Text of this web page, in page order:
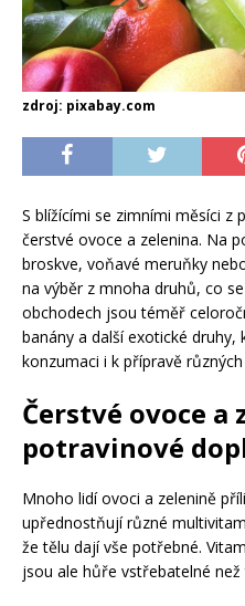
zdroj: pixabay.com
S blížícími se zimními měsíci z
čerstvé ovoce a zelenina. Na
broskve, voňavé meruňky
na výběr z mnoha druhů, co
obchodech jsou téměř
banány a další exotické
konzumaci i k přípravě
Čerstvé ovoce a
potravinové
Mnoho lidí ovoci a zelenině
upřednostňují různé
že tělu dají vše potřebné.
jsou ale hůře vstřebatelné než